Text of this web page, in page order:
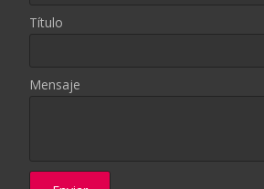
Título
Mensaje